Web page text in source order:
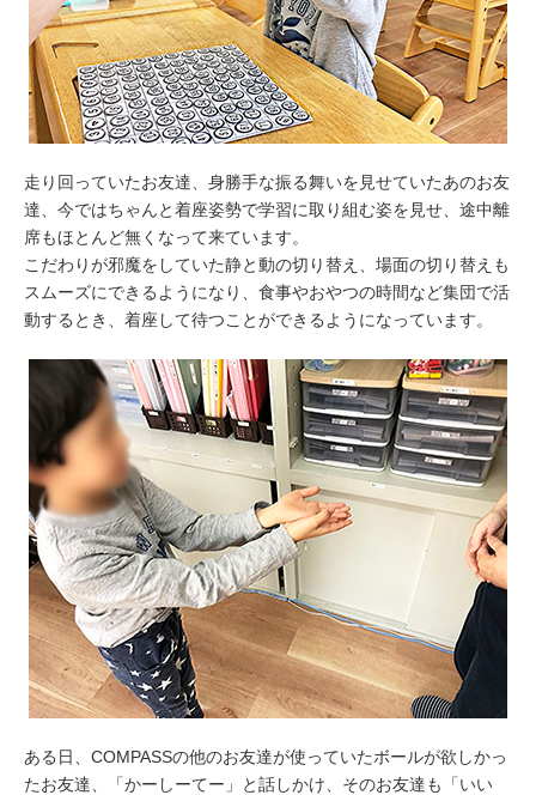
走り回っていたお友達、身勝手な振る舞いを見せていたあのお友
達、今ではちゃんと着座姿勢で学習に取り組む姿を見せ、途中離
席もほとんど無くなって来ています。
こだわりが邪魔をしていた静と動の切り替え、場面の切り替えも
スムーズにできるようになり、食事やおやつの時間など集団で活
動するとき、着座して待つことができるようになっています。
ある日、COMPASSの他のお友達が使っていたボールが欲しかっ
たお友達、「かーしーてー」と話しかけ、そのお友達も「いい